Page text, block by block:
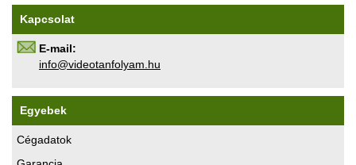
Kapcsolat
E-mail:
uh.maylofnatoediv@ofni
Egyebek
Cégadatok